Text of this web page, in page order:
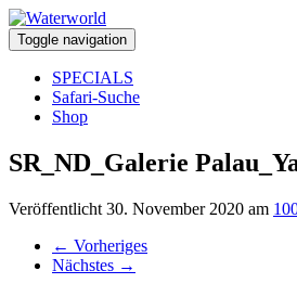
Toggle navigation
SPECIALS
Safari-Suche
Shop
SR_ND_Galerie
Veröffentlicht 30. November 2020 am
← Vorheriges
Nächstes →